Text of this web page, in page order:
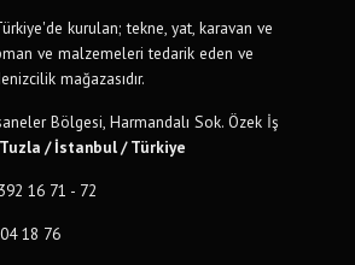
kurulan; tekne, yat, karavan ve
ve malzemeleri tedarik eden ve
mağazasıdır.
Bölgesi, Harmandalı Sok. Özek İş
Tuzla / İstanbul / Türkiye
16 71 - 72
18 76